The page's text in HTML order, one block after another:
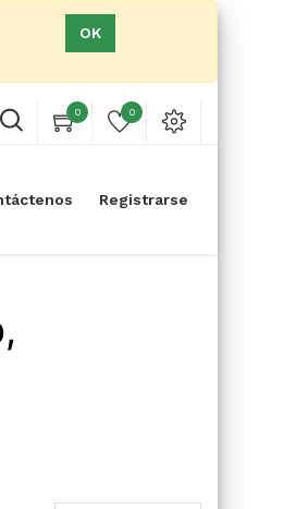
OK
0 0
Registrarse